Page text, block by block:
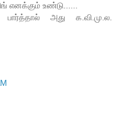
எனக்கும் உண்டு......
அது க.வி.மு.ல.